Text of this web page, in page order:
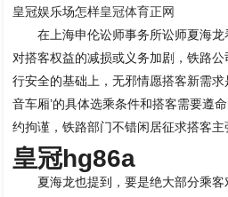
皇冠娱乐场怎样皇冠体育正网
在上海申伦讼师事务所讼师夏海龙
对搭客权益的减损或义务加剧，铁路
行安全的基础上，无邪情愿搭客新需求
音车厢’的具体选乘条件和搭客需要遵
约拘谨，铁路部门不错闲居征求搭客主
皇冠hg86a
夏海龙也提到，要是绝大部分乘客